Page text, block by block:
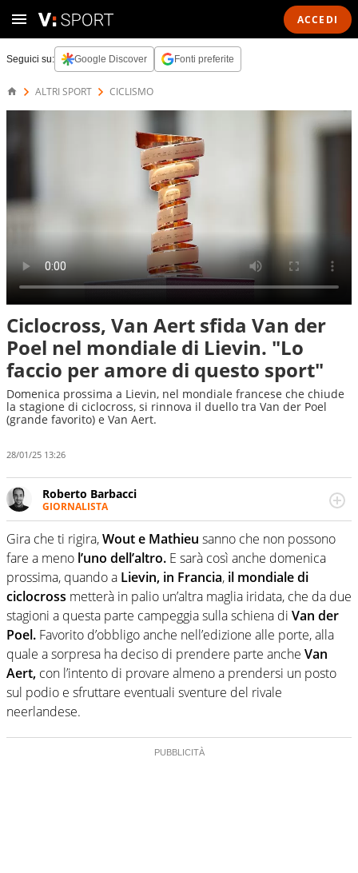
ACCEDI
Seguici su: Google Discover Fonti preferite
ALTRI SPORT CICLISMO
Ciclocross, Van Aert sfida Van der
Poel nel mondiale di Lievin. "Lo
faccio per amore di questo sport"
Domenica prossima a Lievin, nel mondiale francese che chiude
la stagione di ciclocross, si rinnova il duello tra Van der Poel
(grande favorito) e Van Aert.
28/01/25 13:26
Roberto Barbacci
GIORNALISTA
Giornalista (pubblicista) sportivo a tutto campo, è il
tuttologo di Virgilio Sport. Provate a chiedergli di boxe, di
scherma, di volley o di curling: ve ne farà innamorare
Gira che ti rigira,Wout e Mathieu sanno che non possono
fare a meno l’uno dell’altro. E sarà così anche domenica
prossima, quando a Lievin, in Francia, il mondiale di
ciclocross metterà in palio un’altra maglia iridata, che da due
stagioni a questa parte campeggia sulla schiena di Van der
Poel. Favorito d’obbligo anche nell’edizione alle porte, alla
quale a sorpresa ha deciso di prendere parte anche Van
Aert, con l’intento di provare almeno a prendersi un posto
sul podio e sfruttare eventuali sventure del rivale
neerlandese.